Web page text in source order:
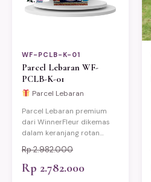
WF-PCLB-K-01
Parcel Lebaran WF-
PCLB-K-01
Parcel Lebaran
Parcel Lebaran premium
dari WinnerFleur dikemas
dalam keranjang rotan
produk pilihan berkualitas.
Cocok untuk hadiah Idul
Fitri keluarga, relasi kantor,
Rp 2.982.000
Rp 2.782.000